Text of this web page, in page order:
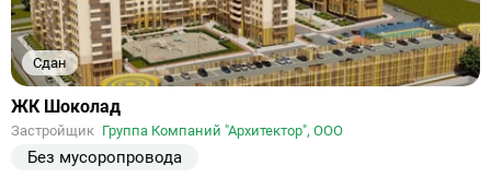
Сдан
Ссылка
объект
ЖК Шоколад
Застройщик Группа Компаний "Архитектор", ООО
Без мусоропровода